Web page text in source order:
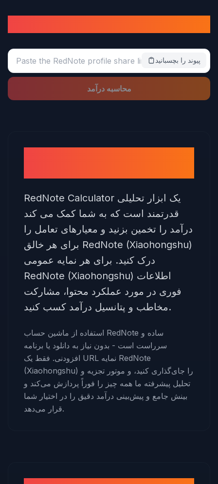
پیوند را بچسبانید
محاسبه درآمد
RedNote Calculator یک ابزار تحلیلی
قدرتمند است که به شما کمک می کند
درآمد را تخمین بزنید و معیارهای تعامل را
برای هر خالق RedNote (Xiaohongshu)
درک کنید. برای هر نمایه عمومی
RedNote (Xiaohongshu) اطلاعات
فوری در مورد عملکرد محتوا، مشارکت
مخاطب و پتانسیل درآمد کسب کنید.
استفاده از ماشین حساب RedNote ساده و
سرراست است - بدون نیاز به دانلود یا برنامه
افزودنی. فقط یک URL نمایه RedNote
(Xiaohongshu) را جای‌گذاری کنید، و موتور تجزیه و
تحلیل پیشرفته ما همه چیز را فوراً پردازش می‌کند و
بینش جامع و پیش‌بینی درآمد دقیق را در اختیار شما
قرار می‌دهد.